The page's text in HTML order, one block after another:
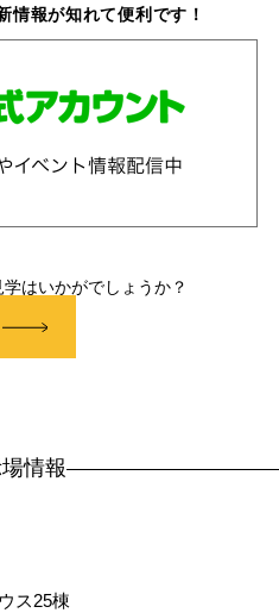
情報が知れて便利です！
はいかがでしょうか？
情報
ス25棟